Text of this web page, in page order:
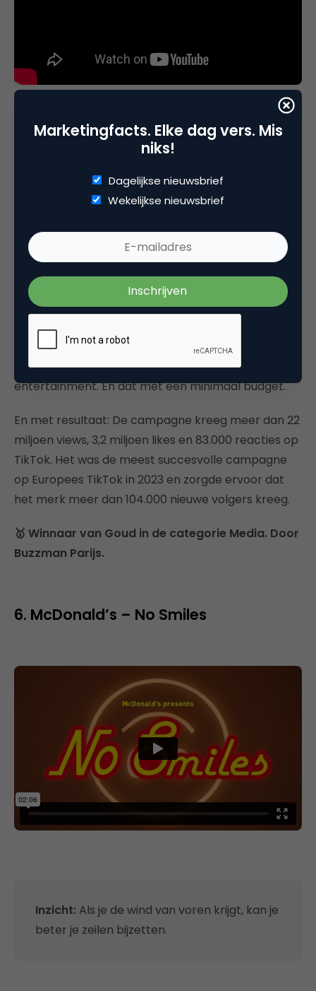
specifieke expertise, is beter dan twintig
influencers zonder inhoud.
Burger King laat zien slim in te spelen op cultuur.
Want als er zoveel mensen iemand volgen die de
kleine letters uitpluist, zit daar een goed haakje voor
een concept in. Slim ingespeeld op het effect van
inhoudelijk bereik over de as van inhoud en
entertainment. En dat met een minimaal budget.
En met resultaat: De campagne kreeg meer dan 22
miljoen views, 3,2 miljoen likes en 83.000 reacties op
TikTok. Het was de meest succesvolle campagne
op Europees TikTok in 2023 en zorgde ervoor dat
het merk meer dan 104.000 nieuwe volgers kreeg.
🥇 Winnaar van Goud in de categorie Media. Door
Buzzman Parijs.
6. McDonald’s – No Smiles
Inzicht: Als je de wind van voren krijgt, kan je
beter je zeilen bijzetten.
Marketingfacts. Elke dag vers. Mis
niks!
Dagelijkse nieuwsbrief
Wekelijkse nieuwsbrief